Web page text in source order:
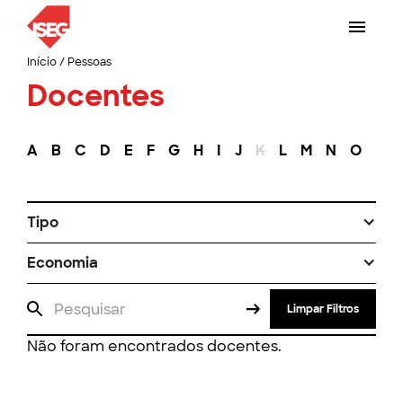
Início/ Pessoas
Docentes
A B C D E F G H I J K L M N O
Tipo
Economia
Limpar Filtros
Não foram encontrados docentes.